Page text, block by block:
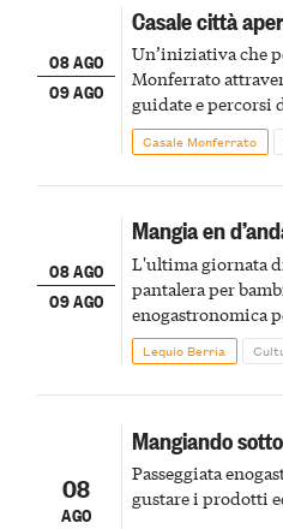
08 AGO
09 AGO
Casale città
Un’iniziativa che
Monferrato
guidate e percorsi
Casale Monferrato
08 AGO
09 AGO
Mangia en
L'ultima giornata
pantalera per
enogastronomica
pirotecnico
Lequio Berria
08
AGO
Mangiando
Passeggiata
gustare i prodotti